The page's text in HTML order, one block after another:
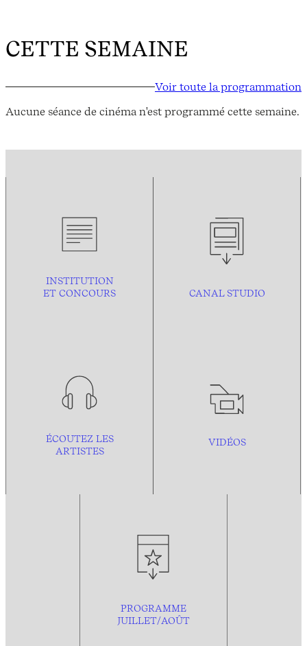
CETTE SEMAINE
Voir toute la programmation
Aucune séance de cinéma n'est programmé cette semaine.
INSTITUTION
ET CONCOURS
CANAL STUDIO
ÉCOUTEZ LES
ARTISTES
VIDÉOS
PROGRAMME
JUILLET/AOÛT